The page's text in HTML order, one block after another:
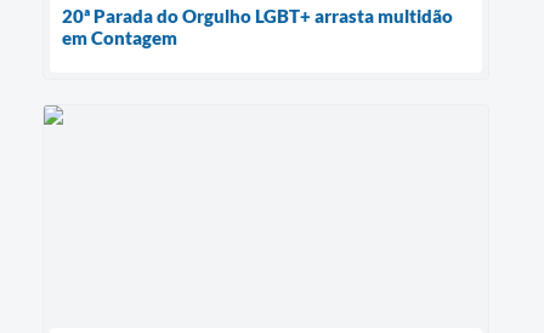
20ª Parada do Orgulho LGBT+ arrasta multidão
em Contagem